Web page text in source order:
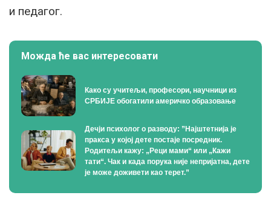
и педагог.
Можда ће вас интересовати
Како су учитељи, професори, научници из
СРБИЈЕ обогатили америчко образовање
Дечји психолог о разводу: ”Најштетнија је
пракса у којој дете постаје посредник.
Родитељи кажу: „Реци мами“ или „Кажи
тати“. Чак и када порука није непријатна, дете
је може доживети као терет.”